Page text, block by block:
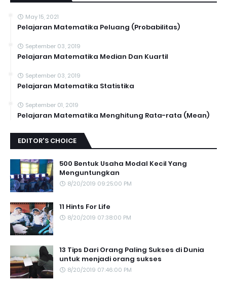
May 15, 2021
Pelajaran Matematika Peluang (Probabilitas)
September 03, 2019
Pelajaran Matematika Median Dan Kuartil
September 03, 2019
Pelajaran Matematika Statistika
September 01, 2019
Pelajaran Matematika Menghitung Rata-rata (Mean)
EDITOR'S CHOICE
500 Bentuk Usaha Modal Kecil Yang
Menguntungkan
8/20/2019 09:25:00 PM
11 Hints For Life
8/20/2019 07:38:00 PM
13 Tips Dari Orang Paling Sukses di Dunia
untuk menjadi orang sukses
8/20/2019 07:46:00 PM